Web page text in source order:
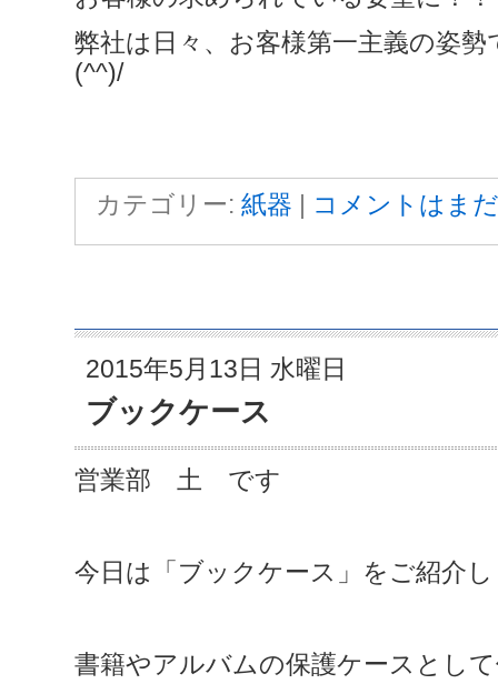
弊社は日々、お客様第一主義の姿
(^^)/
カテゴリー: 紙器 コメントはま
2015年5月13日 水曜日
ブックケース
営業部 土 です
今日は「ブックケース」をご紹介
書籍やアルバムの保護ケースとし